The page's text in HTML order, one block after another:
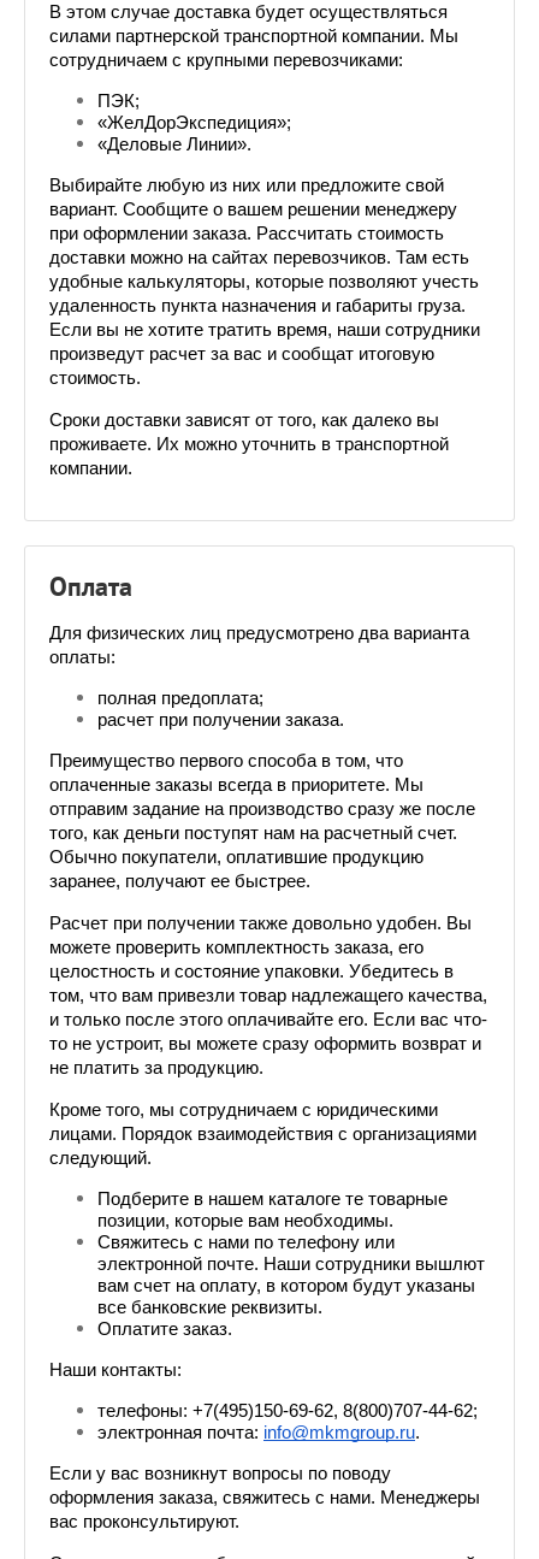
В этом случае доставка будет осуществляться
силами партнерской транспортной компании. Мы
сотрудничаем с крупными перевозчиками:
ПЭК;
«ЖелДорЭкспедиция»;
«Деловые Линии».
Выбирайте любую из них или предложите свой
вариант. Сообщите о вашем решении менеджеру
при оформлении заказа. Рассчитать стоимость
доставки можно на сайтах перевозчиков. Там есть
удобные калькуляторы, которые позволяют учесть
удаленность пункта назначения и габариты груза.
Если вы не хотите тратить время, наши сотрудники
произведут расчет за вас и сообщат итоговую
стоимость.
Сроки доставки зависят от того, как далеко вы
проживаете. Их можно уточнить в транспортной
компании.
Оплата
Для физических лиц предусмотрено два варианта
оплаты:
полная предоплата;
расчет при получении заказа.
Преимущество первого способа в том, что
оплаченные заказы всегда в приоритете. Мы
отправим задание на производство сразу же после
того, как деньги поступят нам на расчетный счет.
Обычно покупатели, оплатившие продукцию
заранее, получают ее быстрее.
Расчет при получении также довольно удобен. Вы
можете проверить комплектность заказа, его
целостность и состояние упаковки. Убедитесь в
том, что вам привезли товар надлежащего качества,
и только после этого оплачивайте его. Если вас что-
то не устроит, вы можете сразу оформить возврат и
не платить за продукцию.
Кроме того, мы сотрудничаем с юридическими
лицами. Порядок взаимодействия с организациями
следующий.
Подберите в нашем каталоге те товарные
позиции, которые вам необходимы.
Свяжитесь с нами по телефону или
электронной почте. Наши сотрудники вышлют
вам счет на оплату, в котором будут указаны
все банковские реквизиты.
Оплатите заказ.
Наши контакты:
телефоны: +7(495)150-69-62, 8(800)707-44-62;
электронная почта: info@mkmgroup.ru.
Если у вас возникнут вопросы по поводу
оформления заказа, свяжитесь с нами. Менеджеры
вас проконсультируют.